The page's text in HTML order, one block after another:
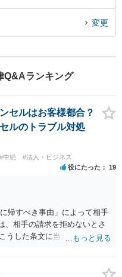
変更
Q&Aランキング
セルはお客様都合？
ルのトラブル対処
#中絶 #法人・ビジネス
役にたった 19
帰すべき事由」によって相手
、相手の請求を拒めないとさ
うした条文に当たるかが問題
のではなく，震災等で対象施
式等自体が物理的に不可能に